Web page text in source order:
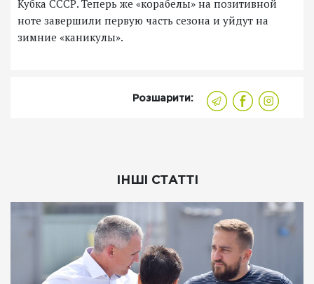
Кубка СССР. Теперь же «корабелы» на позитивной
ноте завершили первую часть сезона и уйдут на
зимние «каникулы».
Розшарити:
ІНШІ СТАТТІ